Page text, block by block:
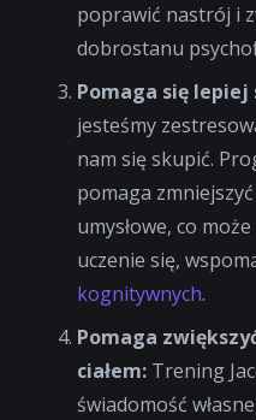
poprawić nastrój i
dobrostanu
Pomaga się lepiej
jesteśmy
nam się skupić.
pomaga
umysłowe, co
uczenie się,
kognitywnych.
Pomaga
ciałem: Trening
świadomość